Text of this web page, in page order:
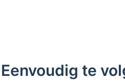
Eenvoudig te